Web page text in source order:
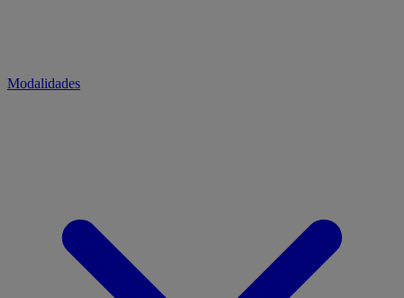
Modalidades